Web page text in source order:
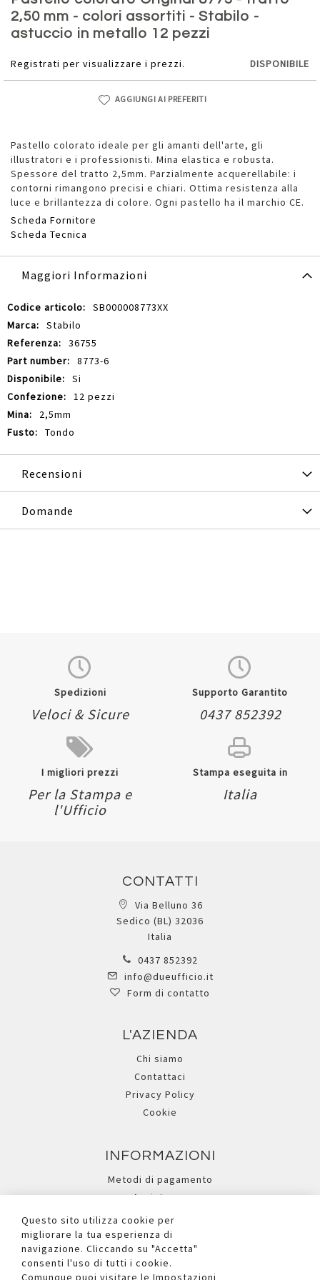
2,50 mm - colori assortiti - Stabilo -
astuccio in metallo 12 pezzi
Registrati per visualizzare i prezzi. DISPONIBILE
AGGIUNGI AI PREFERITI
Pastello colorato ideale per gli amanti dell'arte, gli
illustratori e i professionisti. Mina elastica e robusta.
Spessore del tratto 2,5mm. Parzialmente acquerellabile: i
contorni rimangono precisi e chiari. Ottima resistenza alla
luce e brillantezza di colore. Ogni pastello ha il marchio CE.
Scheda Fornitore
Scheda Tecnica
della
galleria
di
Maggiori Informazioni
Maggiori
Informazioni
SB000008773XX
Stabilo
36755
8773-6
Si
12 pezzi
2,5mm
Tondo
Recensioni
Domande
Spedizioni
Veloci & Sicure
Supporto Garantito
0437 852392
I migliori prezzi
Per la Stampa e
l'Ufficio
Stampa eseguita in
Italia
CONTATTI
Via Belluno 36
Sedico (BL) 32036
Italia
0437 852392
info@dueufficio.it
Form di contatto
L'AZIENDA
Chi siamo
Contattaci
Privacy Policy
Cookie
INFORMAZIONI
Metodi di pagamento
Assistenza
Ricerca avanzata
I NOSTRI SOCIAL
Questo sito utilizza cookie per
migliorare la tua esperienza di
navigazione. Cliccando su "Accetta"
consenti l'uso di tutti i cookie.
Comunque puoi visitare le Impostazioni